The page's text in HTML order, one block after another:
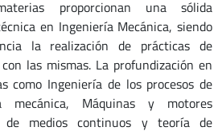
proporcionan una sólida
en Ingeniería Mecánica, siendo
la realización de prácticas de
las mismas. La profundización en
como Ingeniería de los procesos de
mecánica, Máquinas y motores
de medios continuos y teoría de